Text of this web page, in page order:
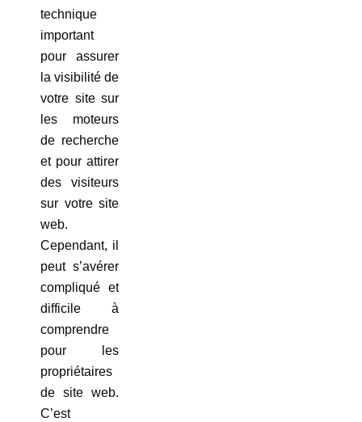
technique
important
pour assurer
la visibilité de
votre site sur
les moteurs
de recherche
et pour attirer
des visiteurs
sur votre site
web.
Cependant, il
peut s’avérer
compliqué et
difficile à
comprendre
pour les
propriétaires
de site web.
C’est